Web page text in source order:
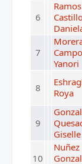
6
Ramos
7
Yanori
8
Roya
9
Giselle
10
Nuñez